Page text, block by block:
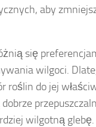
aby
się
wilgoci.
roślin do jej
wilgotną glebę.